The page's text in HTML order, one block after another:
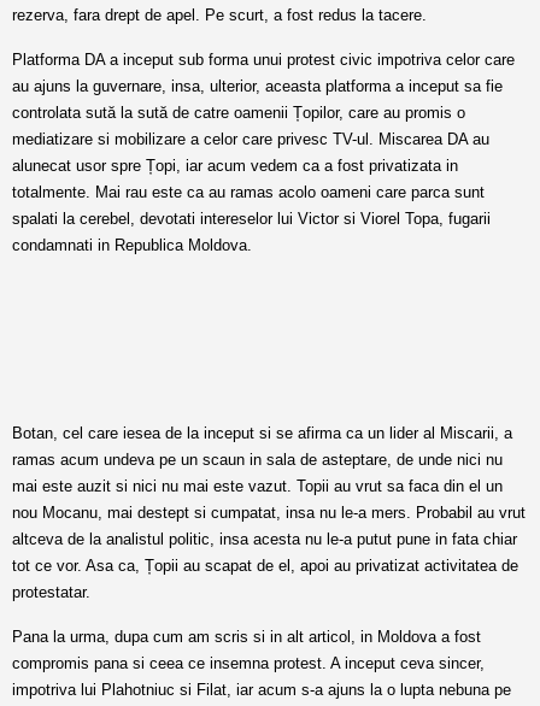
rezerva, fara drept de apel. Pe scurt, a fost redus la tacere.
Platforma DA a inceput sub forma unui protest civic impotriva celor care
au ajuns la guvernare, insa, ulterior, aceasta platforma a inceput sa fie
controlata sută la sută de catre oamenii Țopilor, care au promis o
mediatizare si mobilizare a celor care privesc TV-ul. Miscarea DA au
alunecat usor spre Țopi, iar acum vedem ca a fost privatizata in
totalmente. Mai rau este ca au ramas acolo oameni care parca sunt
spalati la cerebel, devotati intereselor lui Victor si Viorel Topa, fugarii
condamnati in Republica Moldova.
Botan, cel care iesea de la inceput si se afirma ca un lider al Miscarii, a
ramas acum undeva pe un scaun in sala de asteptare, de unde nici nu
mai este auzit si nici nu mai este vazut. Topii au vrut sa faca din el un
nou Mocanu, mai destept si cumpatat, insa nu le-a mers. Probabil au vrut
altceva de la analistul politic, insa acesta nu le-a putut pune in fata chiar
tot ce vor. Asa ca, Țopii au scapat de el, apoi au privatizat activitatea de
protestatar.
Pana la urma, dupa cum am scris si in alt articol, in Moldova a fost
compromis pana si ceea ce insemna protest. A inceput ceva sincer,
impotriva lui Plahotniuc si Filat, iar acum s-a ajuns la o lupta nebuna pe